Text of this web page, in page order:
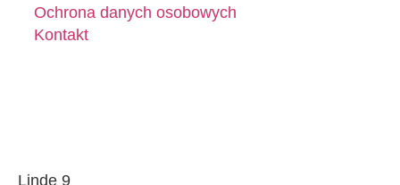
Ochrona danych osobowych
Kontakt
Linde 9